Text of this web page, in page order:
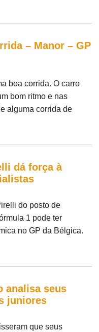
– Manor – GP
boa corrida. O carro
bom ritmo e nas
alguma corrida de
dá força à
do posto de
1 pode ter
no GP da Bélgica.
analisa seus
juniores
que seus